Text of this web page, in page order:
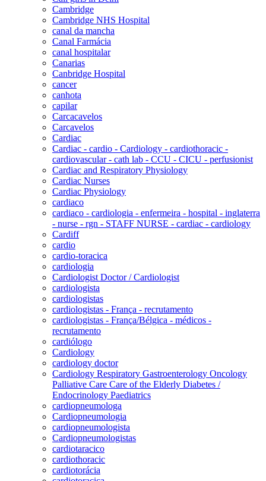
Cambridge
Cambridge NHS Hospital
canal da mancha
Canal Farmácia
canal hospitalar
Canarias
Canbridge Hospital
cancer
canhota
capilar
Carcacavelos
Carcavelos
Cardiac
Cardiac - cardio - Cardiology - cardiothoracic -
cardiovascular - cath lab - CCU - CICU - perfusionist
Cardiac and Respiratory Physiology
Cardiac Nurses
Cardiac Physiology
cardiaco
cardiaco - cardiologia - enfermeira - hospital - inglaterra
- nurse - rgn - STAFF NURSE - cardiac - cardiology
Cardiff
cardio
cardio-toracica
cardiologia
Cardiologist Doctor / Cardiologist
cardiologista
cardiologistas
cardiologistas - França - recrutamento
cardiologistas - França/Bélgica - médicos -
recrutamento
cardiólogo
Cardiology
cardiology doctor
Cardiology Respiratory Gastroenterology Oncology
Palliative Care Care of the Elderly Diabetes /
Endocrinology Paediatrics
cardiopneumologa
Cardiopneumologia
cardiopneumologista
Cardiopneumologistas
cardiotaracico
cardiothoracic
cardiotorácia